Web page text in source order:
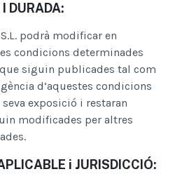
DURADA:
S.L. podrà modificar en
condicions determinades
siguin publicades tal com
d’aquestes condicions
exposició i restaran
modificades per altres
i JURISDICCIÓ: